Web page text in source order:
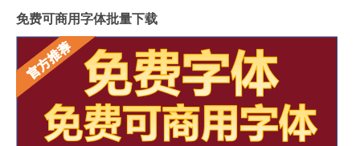
免费可商用字体批量下载